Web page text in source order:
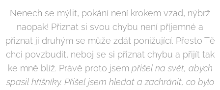
Nenech se mýlit, pokání není krokem vzad, nýbrž
naopak! Přiznat si svou chybu není příjemné a
přiznat ji druhým se může zdát ponižující. Přesto Tě
chci povzbudit, neboj se si přiznat chybu a přijít tak
ke mně blíž. Právě proto jsem přišel na svět, abych
spasil hříšníky. Přišel jsem hledat a zachránit, co bylo